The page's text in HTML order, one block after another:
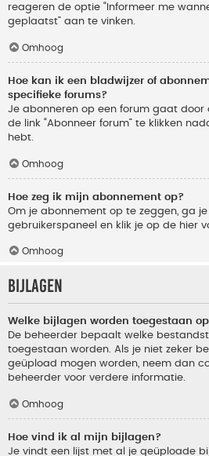
reageren de optie “Informeer me
geplaatst” aan te vinken.
Omhoog
Hoe kan ik een bladwijzer of
specifieke forums?
Je abonneren op een forum gaat
de link “Abonneer forum” te klikken
hebt.
Omhoog
Hoe zeg ik mijn abonnement op?
Om je abonnement op te zeggen, ga
gebruikerspaneel en klik je op de hier
Omhoog
Bijlagen
Welke bijlagen worden toegestaan
De beheerder bepaalt welke
toegestaan worden. Als je niet zeker
geüpload mogen worden, neem dan
beheerder voor verdere informatie.
Omhoog
Hoe vind ik al mijn bijlagen?
Je vindt een lijst met al je geüploade